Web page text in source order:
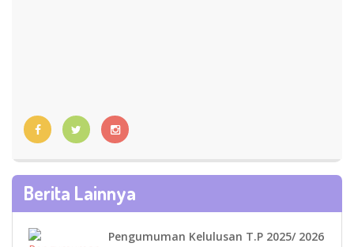
Berita Lainnya
Pengumuman Kelulusan T.P 2025/ 2026